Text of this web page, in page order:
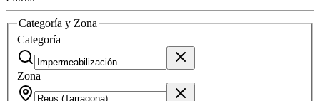
Categoría y Zona
Categoría
Zona